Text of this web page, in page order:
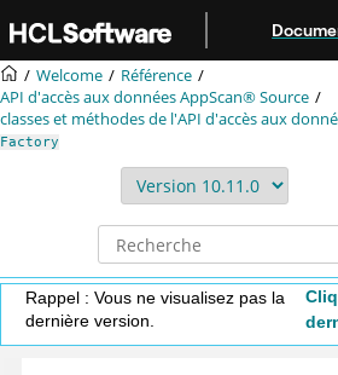
Aller au contenu principal
Welcome
Référence
API d'accès aux donnéesAppScan® Source
classes et méthodes de l'API d'accès aux
Factory
Rappel : Vous ne visualisez pas la
dernière version.